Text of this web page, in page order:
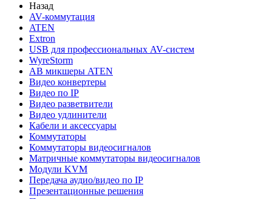
Назад
AV-коммутация
ATEN
Extron
USB для профессиональных AV-систем
WyreStorm
АВ микшеры ATEN
Видео конвертеры
Видео по IP
Видео разветвители
Видео удлинители
Кабели и аксессуары
Коммутаторы
Коммутаторы видеосигналов
Матричные коммутаторы видеосигналов
Модули KVM
Передача аудио/видео по IP
Презентационные решения